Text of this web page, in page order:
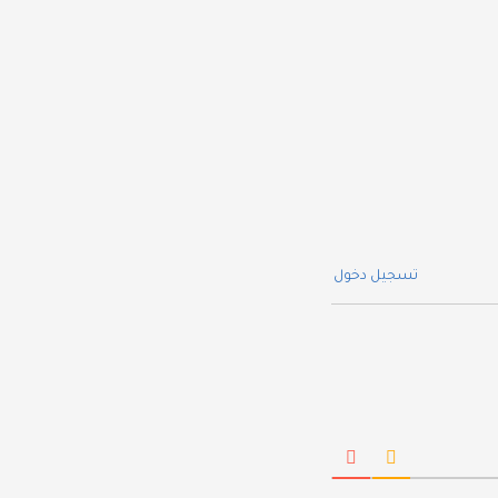
تسجيل دخول